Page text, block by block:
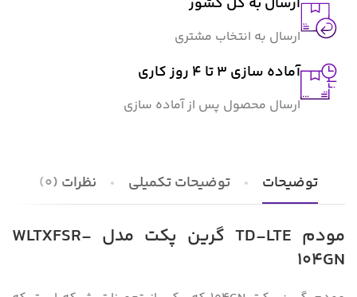
ارسال به انتخاب مشتری
آماده سازی ۳ تا ۴ روز کاری
ارسال محصول پس از آماده سازی
توضیحات توضیحات تکمیلی نظرات (0)
مودم TD-LTE گرین پکت مدل WLTXFSR-
104GN